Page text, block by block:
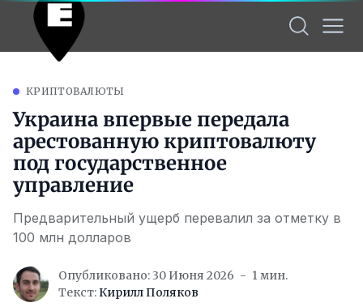
КРИПТОВАЛЮТЫ
Украина впервые передала
арестованную криптовалюту
под государственное
управление
Предварительный ущерб перевалил за отметку в
100 млн долларов
Опубликовано: 30 Июня 2026
1 мин.
Текст: Кирилл Поляков